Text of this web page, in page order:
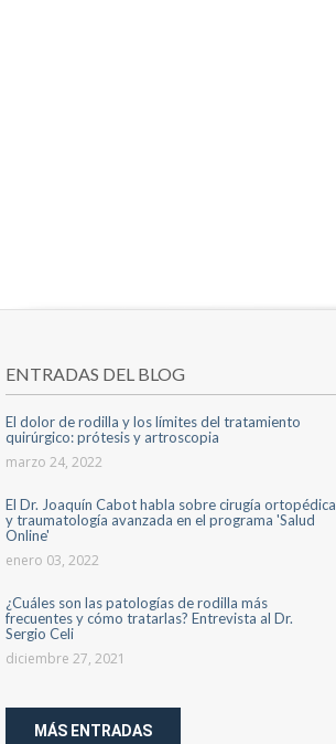
ENTRADAS DEL BLOG
El dolor de rodilla y los límites del tratamiento
quirúrgico: prótesis y artroscopia
marzo 24, 2022
El Dr. Joaquín Cabot habla sobre cirugía ortopédica
y traumatología avanzada en el programa 'Salud
Online'
enero 03, 2022
¿Cuáles son las patologías de rodilla más
frecuentes y cómo tratarlas? Entrevista al Dr.
Sergio Celi
diciembre 27, 2021
MÁS ENTRADAS